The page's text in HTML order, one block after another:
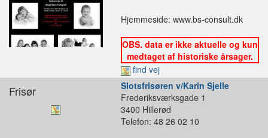
Hjemmeside: www.bs-consult.dk
OBS. data er ikke aktuelle og kun
medtaget af historiske årsager.
find vej
Frisør
Slotsfrisøren v/Karin Sjelle
Frederiksværksgade 1
3400 Hillerød
Telefon: 48 26 02 10